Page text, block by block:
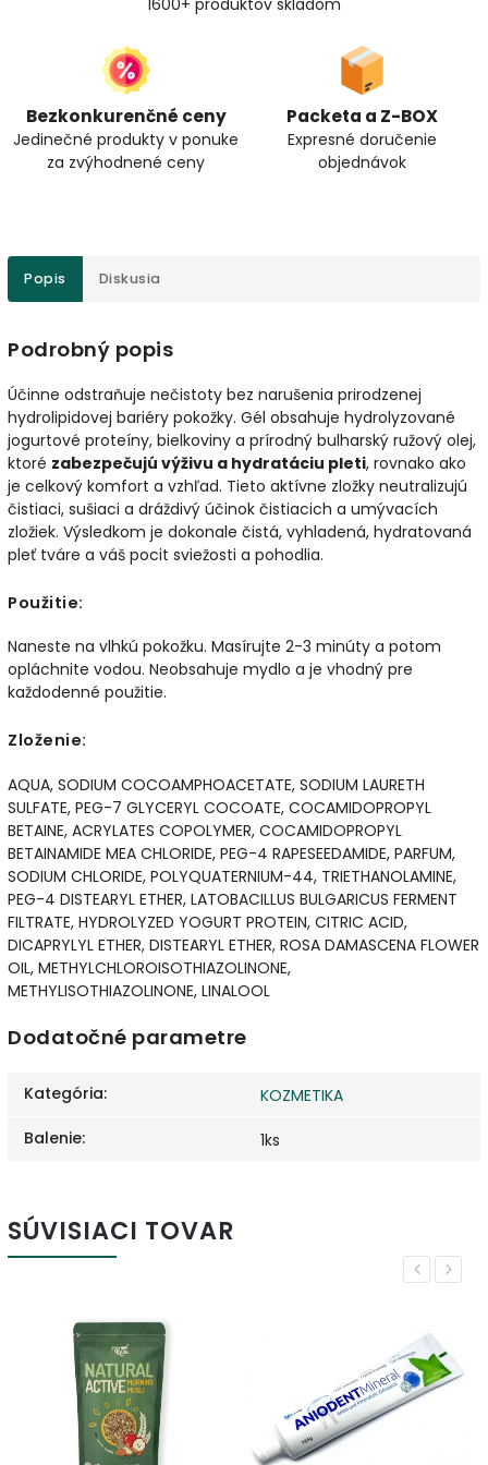
Bezkonkurenčné ceny
Jedinečné produkty v ponuke
za zvýhodnené ceny
Packeta a Z-BOX
Expresné doručenie
objednávok
Popis Diskusia
Podrobný popis
Účinne odstraňuje nečistoty bez narušenia prirodzenej
hydrolipidovej bariéry pokožky. Gél obsahuje hydrolyzované
jogurtové proteíny, bielkoviny a prírodný bulharský ružový olej,
ktoré zabezpečujú výživu a hydratáciu pleti, rovnako ako
je celkový komfort a vzhľad. Tieto aktívne zložky neutralizujú
čistiaci, sušiaci a dráždivý účinok čistiacich a umývacích
zložiek. Výsledkom je dokonale čistá, vyhladená, hydratovaná
pleť tváre a váš pocit sviežosti a pohodlia.
Použitie:
Naneste na vlhkú pokožku. Masírujte 2-3 minúty a potom
opláchnite vodou. Neobsahuje mydlo a je vhodný pre
každodenné použitie.
Zloženie:
AQUA, SODIUM COCOAMPHOACETATE, SODIUM LAURETH
SULFATE, PEG-7 GLYCERYL COCOATE, COCAMIDOPROPYL
BETAINE, ACRYLATES COPOLYMER, COCAMIDOPROPYL
BETAINAMIDE MEA CHLORIDE, PEG-4 RAPESEEDAMIDE, PARFUM,
SODIUM CHLORIDE, POLYQUATERNIUM-44, TRIETHANOLAMINE,
PEG-4 DISTEARYL ETHER, LATOBACILLUS BULGARICUS FERMENT
FILTRATE, HYDROLYZED YOGURT PROTEIN, CITRIC ACID,
DICAPRYLYL ETHER, DISTEARYL ETHER, ROSA DAMASCENA FLOWER
OIL, METHYLCHLOROISOTHIAZOLINONE,
METHYLISOTHIAZOLINONE, LINALOOL
Dodatočné parametre
Kategória:
KOZMETIKA
Balenie: 1ks
SÚVISIACI TOVAR
Previous
Next